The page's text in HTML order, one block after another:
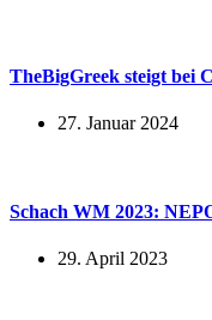
TheBigGreek steigt bei
27. Januar 2024
Schach WM 2023:
29. April 2023